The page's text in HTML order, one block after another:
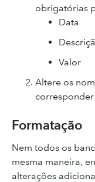
obrigatórias
Data
Valor
Altere os
Formatação
Nem todos os
mesma maneira,
alterações